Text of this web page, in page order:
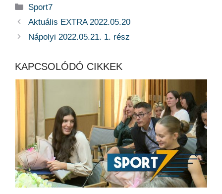
Kategória
Sport7
Aktuális EXTRA 2022.05.20
Nápolyi 2022.05.21. 1. rész
KAPCSOLÓDÓ CIKKEK